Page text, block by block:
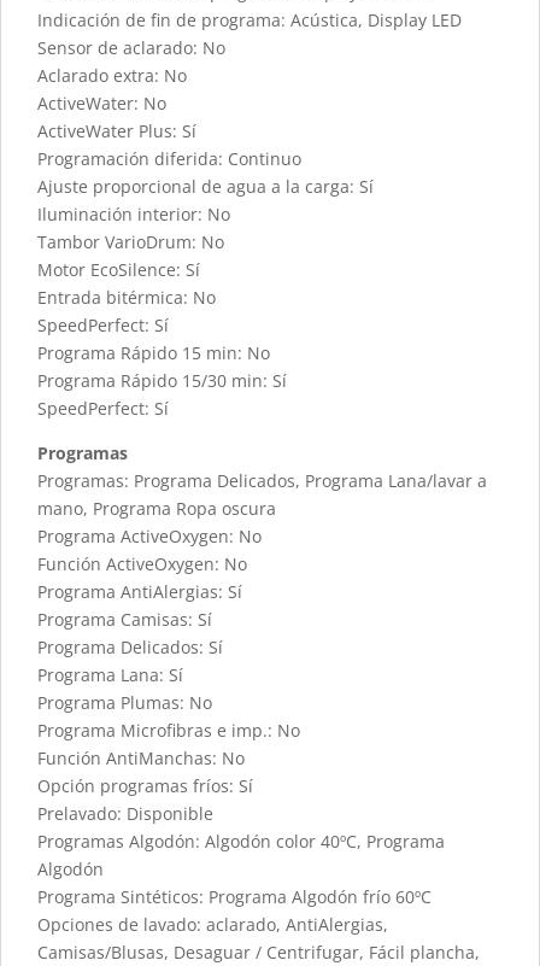
Indicación de fin de programa: Acústica, Display LED
Sensor de aclarado: No
Aclarado extra: No
ActiveWater: No
ActiveWater Plus: Sí
Programación diferida: Continuo
Ajuste proporcional de agua a la carga: Sí
Iluminación interior: No
Tambor VarioDrum: No
Motor EcoSilence: Sí
Entrada bitérmica: No
SpeedPerfect: Sí
Programa Rápido 15 min: No
Programa Rápido 15/30 min: Sí
SpeedPerfect: Sí
Programas
Programas: Programa Delicados, Programa Lana/lavar a
mano, Programa Ropa oscura
Programa ActiveOxygen: No
Función ActiveOxygen: No
Programa AntiAlergias: Sí
Programa Camisas: Sí
Programa Delicados: Sí
Programa Lana: Sí
Programa Plumas: No
Programa Microfibras e imp.: No
Función AntiManchas: No
Opción programas fríos: Sí
Prelavado: Disponible
Programas Algodón: Algodón color 40ºC, Programa
Algodón
Programa Sintéticos: Programa Algodón frío 60ºC
Opciones de lavado: aclarado, AntiAlergias,
Camisas/Blusas, Desaguar / Centrifugar, Fácil plancha,